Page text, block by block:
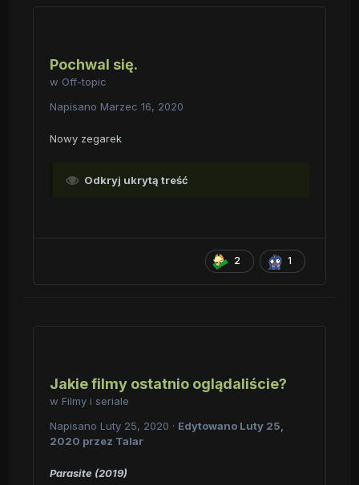
Pochwal się.
w Off-topic
Napisano Marzec 16, 2020
Nowy zegarek
Odkryj ukrytą treść
2 1
Jakie filmy ostatnio oglądaliście?
w Filmy i seriale
Napisano Luty 25, 2020 · Edytowano Luty 25,
2020 przez Talar
Parasite (2019)